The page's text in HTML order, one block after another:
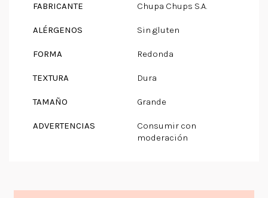
FABRICANTE Chupa Chups S.A.
ALÉRGENOS Sin gluten
FORMA Redonda
TEXTURA Dura
TAMAÑO Grande
ADVERTENCIAS
Consumir con
moderación